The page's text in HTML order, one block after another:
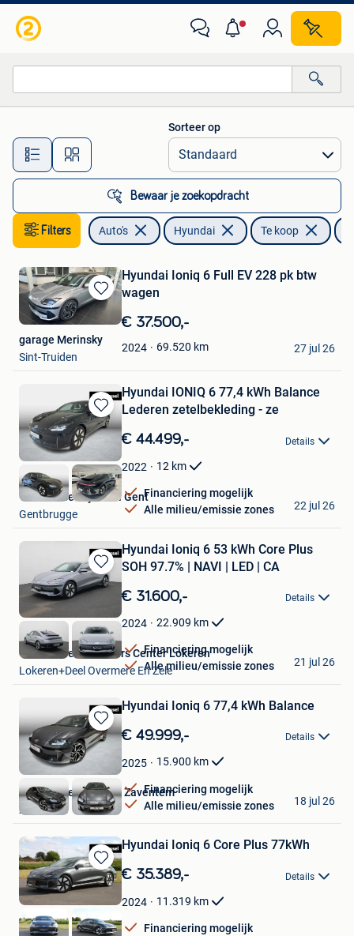
Alle afstanden…
Sorteer op
Bewaar je zoekopdracht
Filters Auto's Hyundai Te koop
Bewaren
in
Favorieten
Hyundai Ioniq 6 Full EV 228 pk btw
wagen
€ 37.500,-
2024 69.520 km
garage Merinsky
Sint-Truiden
27 jul 26
Bewaren
in
Favorieten
Hyundai IONIQ 6 77,4 kWh Balance
Lederen zetelbekleding - ze
€ 44.499,- Details
2022 12 km
Financiering mogelijk
Alle milieu/emissie zones
Van Mossel Hyundai Gent
Gentbrugge
22 jul 26
Bewaren
in
Favorieten
Hyundai Ioniq 6 53 kWh Core Plus
SOH 97.7% | NAVI | LED | CA
€ 31.600,- Details
2024 22.909 km
Financiering mogelijk
Alle milieu/emissie zones
Van Mossel Used Cars Center Lokeren
Lokeren+Deel Overmere En Zele
21 jul 26
Bewaren
in
Mijn
Favorieten
Hyundai Ioniq 6 77,4 kWh Balance
€ 49.999,- Details
2025 15.900 km
Financiering mogelijk
Alle milieu/emissie zones
Van Mossel Hyundai Zaventem
Zaventem
18 jul 26
Bewaren
in
Favorieten
Hyundai Ioniq 6 Core Plus 77kWh
€ 35.389,- Details
2024 11.319 km
Financiering mogelijk